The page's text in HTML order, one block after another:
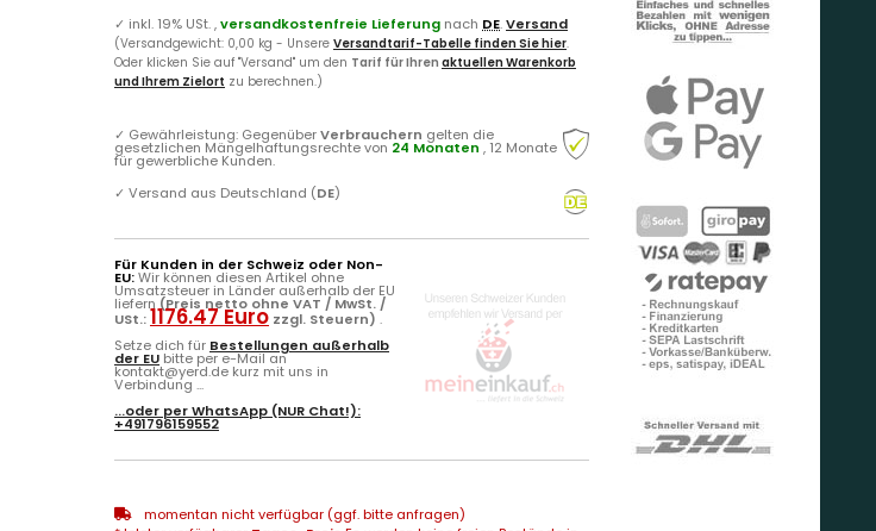
✓ inkl. 19% USt. ,versandkostenfreie Lieferung nach DE.Versand
(Versandgewicht: 0,00 kg - Unsere Versandtarif-Tabelle finden Sie hier.
Oder klicken Sie auf "Versand" um den Tarif für Ihren aktuellen Warenkorb
und Ihrem Zielort zu berechnen.)
✓ Gewährleistung: GegenüberVerbrauchern gelten die
gesetzlichen Mängelhaftungsrechte von 24 Monaten , 12 Monate
für gewerbliche Kunden.
✓ Versand aus Deutschland (DE)
Für Kunden in der Schweiz oder Non-
EU:Wir können diesen Artikel ohne
Umsatzsteuer in Länder außerhalb der EU
liefern (Preis netto ohne VAT / MwSt. /
USt.:1176.47 Euro zzgl. Steuern) .
Setze dich für Bestellungen außerhalb
der EU bitte per e-Mail an
kontakt@yerd.de kurz mit uns in
Verbindung ...
...oder perWhatsApp (NUR Chat!):
+491796159552
momentan nicht verfügbar (ggf. bitte anfragen)